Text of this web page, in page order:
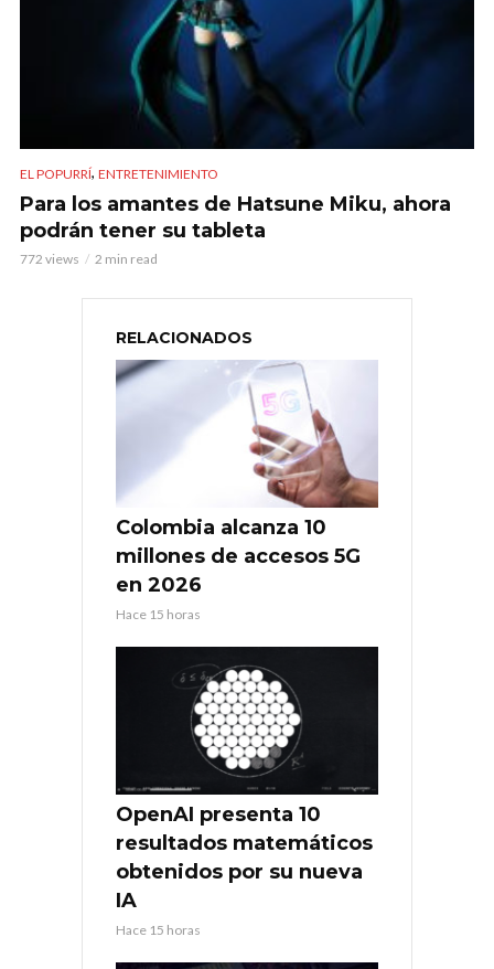
EL POPURRÍ, ENTRETENIMIENTO
Para los amantes de Hatsune Miku, ahora
podrán tener su tableta
772 views 2 min read
RELACIONADOS
Colombia alcanza 10
millones de accesos 5G
en 2026
Hace 15 horas
OpenAI presenta 10
resultados matemáticos
obtenidos por su nueva
IA
Hace 15 horas